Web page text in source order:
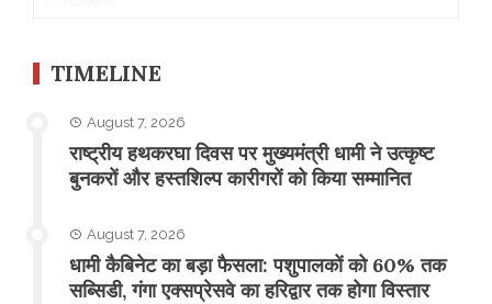
TIMELINE
August 7, 2026
राष्ट्रीय हथकरघा दिवस पर मुख्यमंत्री धामी ने उत्कृष्ट
बुनकरों और हस्तशिल्प कारीगरों को किया सम्मानित
August 7, 2026
​धामी कैबिनेट का बड़ा फैसला: पशुपालकों को 60% तक
सब्सिडी, गंगा एक्सप्रेसवे का हरिद्वार तक होगा विस्तार